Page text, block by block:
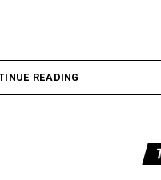
δύσκολη φάση.
READING